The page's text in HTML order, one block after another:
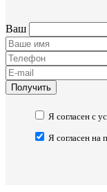
Ваш
Получить
Я согласен с
Я согласен на